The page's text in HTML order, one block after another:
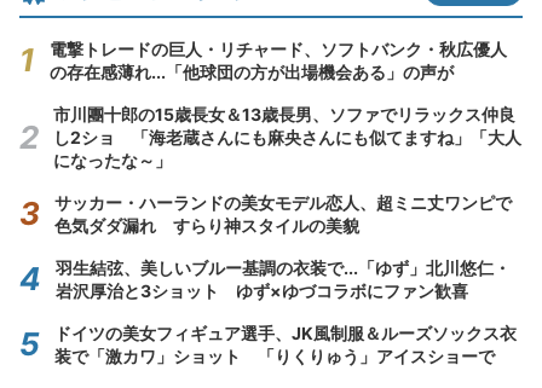
電撃トレードの巨人・リチャード、ソフトバンク・秋広優人
の存在感薄れ...「他球団の方が出場機会ある」の声が
市川團十郎の15歳長女＆13歳長男、ソファでリラックス仲良
し2ショ 「海老蔵さんにも麻央さんにも似てますね」「大人
になったな～」
サッカー・ハーランドの美女モデル恋人、超ミニ丈ワンピで
色気ダダ漏れ すらり神スタイルの美貌
羽生結弦、美しいブルー基調の衣装で...「ゆず」北川悠仁・
岩沢厚治と3ショット ゆず×ゆづコラボにファン歓喜
ドイツの美女フィギュア選手、JK風制服＆ルーズソックス衣
装で「激カワ」ショット 「りくりゅう」アイスショーで